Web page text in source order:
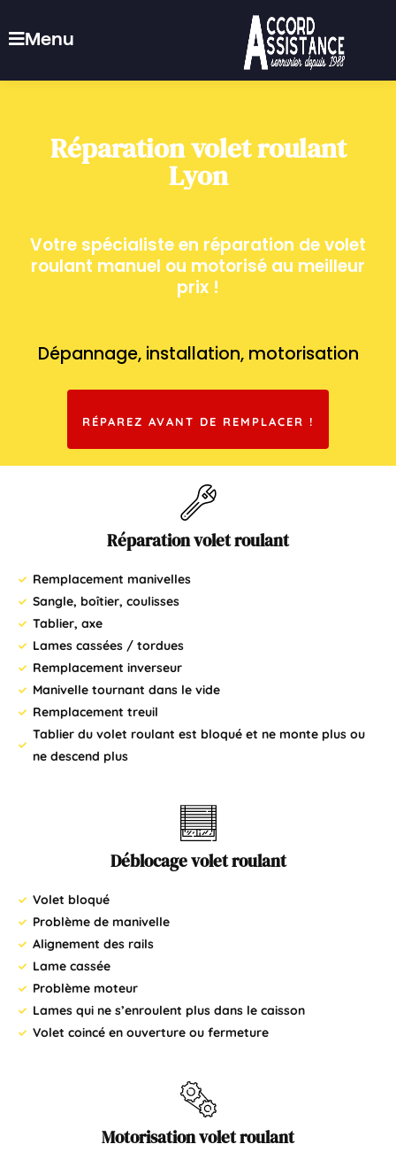
Menu
Réparationvoletroulant
Lyon
Votre spécialisteen réparation devolet
roulant manuel ou motorisé au meilleur
prix !
Dépannage, installation, motorisation
RÉPAREZ AVANT DE REMPLACER !
Réparation volet roulant
Remplacement manivelles
Sangle, boîtier, coulisses
Tablier, axe
Lames cassées / tordues
Remplacement inverseur
Manivelle tournant dans le vide
Remplacement treuil
Tablier du volet roulant est bloqué et ne monte plus ou
ne descend plus
Déblocage volet roulant
Volet bloqué
Problème de manivelle
Alignement des rails
Lame cassée
Problème moteur
Lames qui ne s’enroulent plus dans le caisson
Volet coincé en ouverture ou fermeture
Motorisation volet roulant